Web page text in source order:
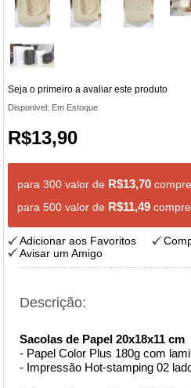
Seja o primeiro a avaliar este produto
Disponivel: Em Estoque
R$13,90
para 300 valor de R$13,70
para 500 valor de R$11,49
Adicionar aos Favoritos
Avisar um Amigo
Descrição:
Sacolas de Papel 20x18x11 cm
- Papel Color Plus 180g com
- Impressão Hot-stamping 02